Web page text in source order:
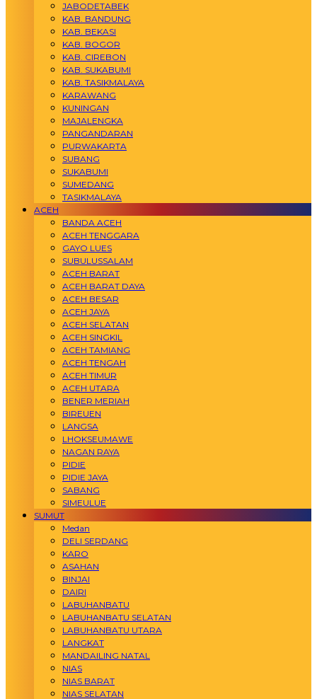
JABODETABEK
KAB. BANDUNG
KAB. BEKASI
KAB. BOGOR
KAB. CIREBON
KAB. SUKABUMI
KAB. TASIKMALAYA
KARAWANG
KUNINGAN
MAJALENGKA
PANGANDARAN
PURWAKARTA
SUBANG
SUKABUMI
SUMEDANG
TASIKMALAYA
ACEH
BANDA ACEH
ACEH TENGGARA
GAYO LUES
SUBULUSSALAM
ACEH BARAT
ACEH BARAT DAYA
ACEH BESAR
ACEH JAYA
ACEH SELATAN
ACEH SINGKIL
ACEH TAMIANG
ACEH TENGAH
ACEH TIMUR
ACEH UTARA
BENER MERIAH
BIREUEN
LANGSA
LHOKSEUMAWE
NAGAN RAYA
PIDIE
PIDIE JAYA
SABANG
SIMEULUE
SUMUT
Medan
DELI SERDANG
KARO
ASAHAN
BINJAI
DAIRI
LABUHANBATU
LABUHANBATU SELATAN
LABUHANBATU UTARA
LANGKAT
MANDAILING NATAL
NIAS
NIAS BARAT
NIAS SELATAN